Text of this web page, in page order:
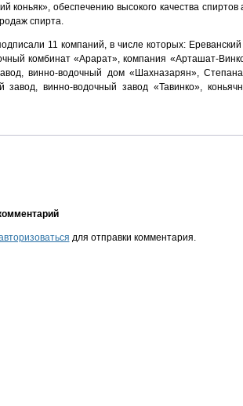
коньяк», обеспечению высокого качества
спирта.
11 компаний, в числе которых:
комбинат «Арарат», компания «Арташат-
винно-водочный дом «Шахназарян»,
завод, винно-водочный завод «Тавинко»,
для отправки комментария.